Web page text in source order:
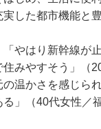
した都市機能と
「やはり新幹線が
住みやすそう」（
の温かさを感じら
」（40代女性／